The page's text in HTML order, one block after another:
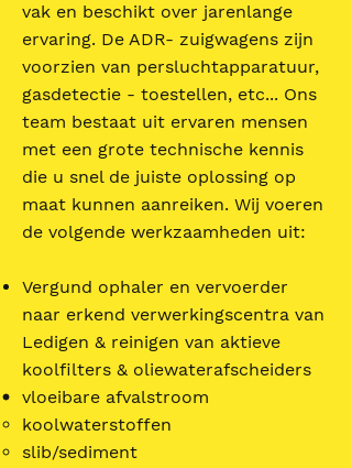
vak en beschikt over jarenlange
ervaring. De ADR- zuigwagens zijn
voorzien van persluchtapparatuur,
gasdetectie - toestellen, etc... Ons
team bestaat uit ervaren mensen
met een grote technische kennis
die u snel de juiste oplossing op
maat kunnen aanreiken. Wij voeren
de volgende werkzaamheden uit:
Vergund ophaler en vervoerder
naar erkend verwerkingscentra van
Ledigen & reinigen van aktieve
koolfilters & oliewaterafscheiders
vloeibare afvalstroom
koolwaterstoffen
slib/sediment